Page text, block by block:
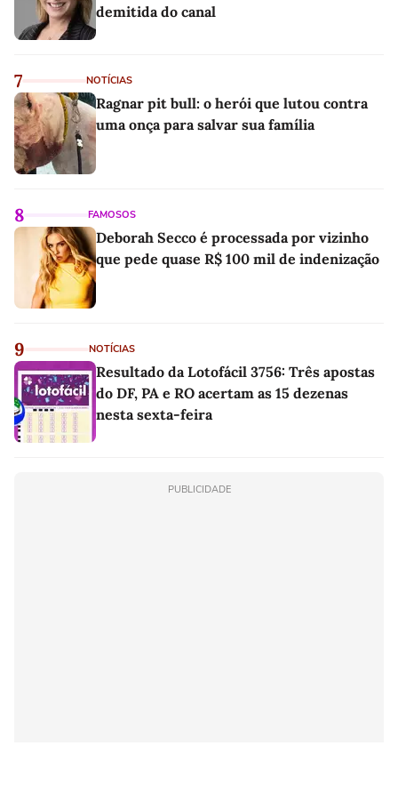
demitida do canal
7 NOTÍCIAS
Ragnar pit bull: o herói que lutou contra
uma onça para salvar sua família
8 FAMOSOS
Deborah Secco é processada por vizinho
que pede quase R$ 100 mil de indenização
9 NOTÍCIAS
Resultado da Lotofácil 3756: Três apostas
do DF, PA e RO acertam as 15 dezenas
nesta sexta-feira
PUBLICIDADE